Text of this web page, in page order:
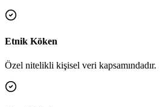
Etnik Köken
Özel nitelikli kişisel veri kapsamındadır.